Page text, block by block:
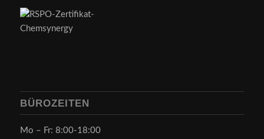
BÜROZEITEN
Mo – Fr: 8:00-18:00